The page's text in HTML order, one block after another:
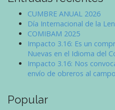
CUMBRE ANUAL 2026
Día Internacional de la
COMIBAM 2025
Impacto 3.16: Es un
Nuevas en el Idioma del
Impacto 3.16: Nos
envío de obreros al campo
Popular